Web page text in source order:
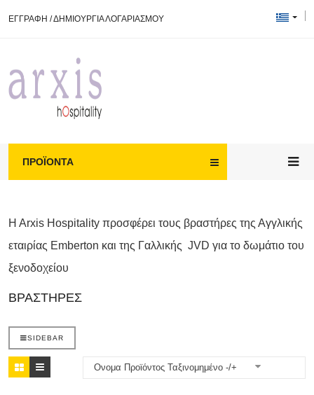
ΕΓΓΡΑΦΗ /ΔΗΜΙΟΥΡΓΙΑ ΛΟΓΑΡΙΑΣΜΟΥ
ΠΡΟΪΌΝΤΑ
H Arxis Hospitality προσφέρει τους βραστήρες της Αγγλικής
εταιρίας Emberton και της Γαλλικής JVD για το δωμάτιο του
ξενοδοχείου
ΒΡΑΣΤΉΡΕΣ
SIDEBAR
Ονομα Προϊόντος Ταξινομημένο -/+